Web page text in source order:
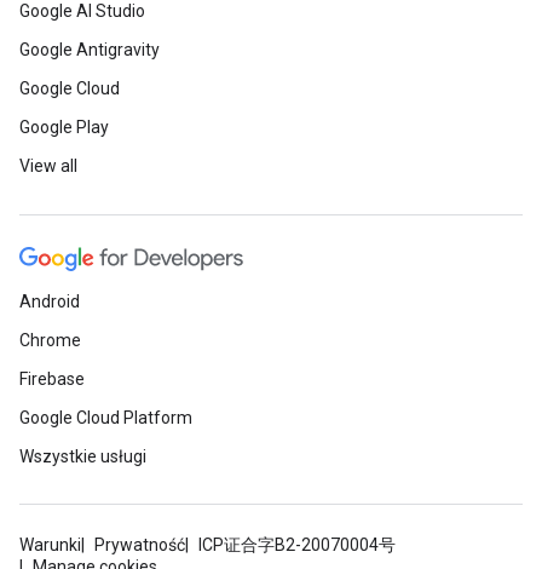
Google AI Studio
Google Antigravity
Google Cloud
Google Play
View all
Android
Chrome
Firebase
Google Cloud Platform
Wszystkie usługi
Warunki Prywatność
ICP证合字B2-20070004号